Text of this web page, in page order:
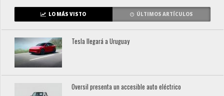
LO MÁS VISTO ÚLTIMOS ARTÍCULOS
Tesla llegará a Uruguay
Oversil presenta un accesible auto eléctrico